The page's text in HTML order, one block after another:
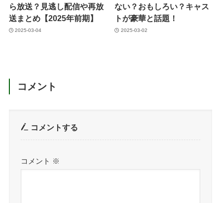
ら放送？見逃し配信や再放
送まとめ【2025年前期】
2025-03-04
ない？おもしろい？キャス
トが豪華と話題！
2025-03-02
コメント
コメントする
コメント ※